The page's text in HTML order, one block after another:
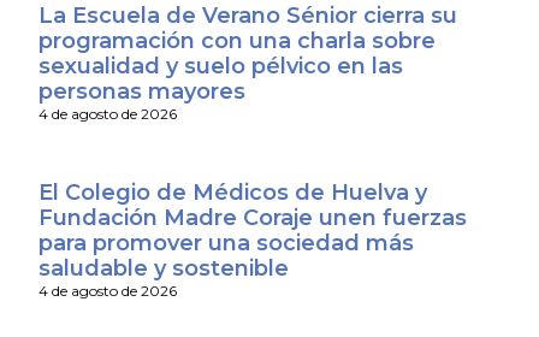
La Escuela de Verano Sénior cierra su
programación con una charla sobre
sexualidad y suelo pélvico en las
personas mayores
4 de agosto de 2026
El Colegio de Médicos de Huelva y
Fundación Madre Coraje unen fuerzas
para promover una sociedad más
saludable y sostenible
4 de agosto de 2026